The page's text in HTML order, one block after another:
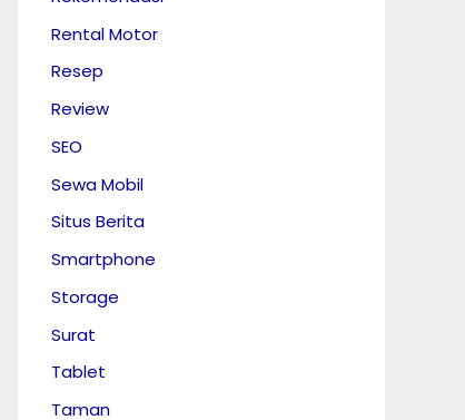
Rental Motor
Resep
Review
SEO
Sewa Mobil
Situs Berita
Smartphone
Storage
Surat
Tablet
Taman